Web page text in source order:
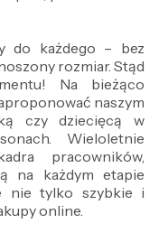
do każdego – bez
rozmiar. Stąd
Na bieżąco
naszym
czy dziecięcą w
Wieloletnie
pracowników,
na każdym etapie
nie tylko szybkie i
online.